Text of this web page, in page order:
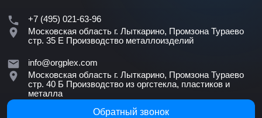
+7 (495) 021-63-96
Московская область г. Лыткарино, Промзона Тураево
стр. 35 Е Производство металлоизделий
info@orgplex.com
Московская область г. Лыткарино, Промзона Тураево
стр. 40 Б Производство из оргстекла, пластиков и
металла
Обратный звонок